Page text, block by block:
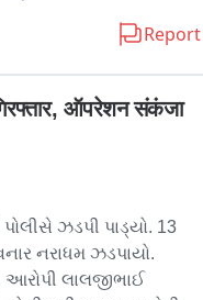
उमस से राहत मिली है। वहीं Report
ऑपरेशन संकंजा
ઝડપી પાડ્યો. 13
નરાધમ ઝડપાયો.
આરોપી લાલજીભાઈ